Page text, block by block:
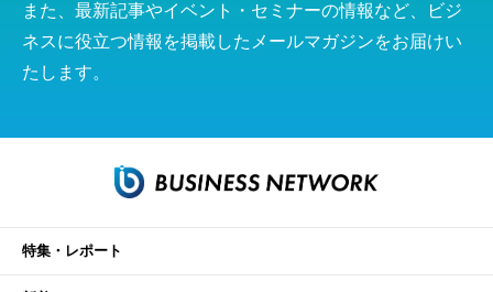
また、最新記事やイベント・セミナーの情報など、ビジ
ネスに役立つ情報を掲載したメールマガジンをお届けい
たします。
特集・レポート